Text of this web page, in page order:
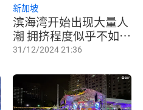
滨海湾开始出现大量人
潮 拥挤程度似乎不如往
年
新加坡
31/12/2024 21:36